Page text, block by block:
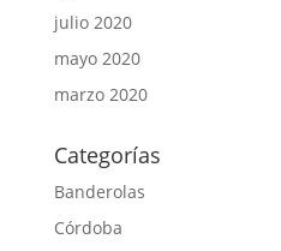
julio 2020
mayo 2020
marzo 2020
Categorías
Banderolas
Córdoba